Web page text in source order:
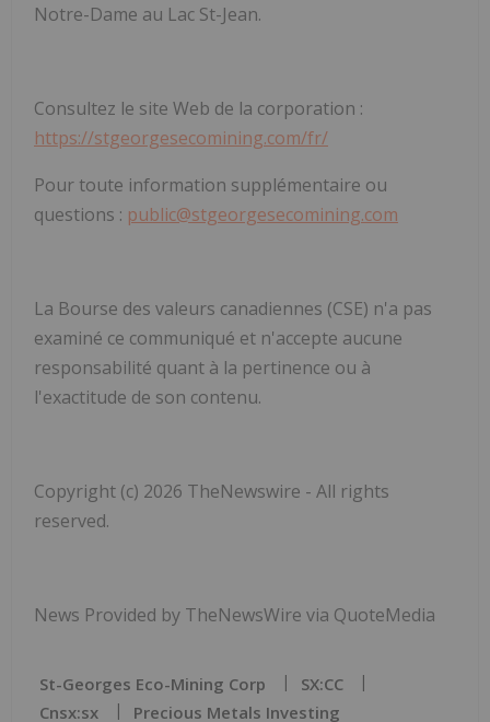
Notre-Dame au Lac St-Jean.
Consultez le site Web de la corporation :
https://stgeorgesecomining.com/fr/
Pour toute information supplémentaire ou
questions : public@stgeorgesecomining.com
La Bourse des valeurs canadiennes (CSE) n'a pas
examiné ce communiqué et n'accepte aucune
responsabilité quant à la pertinence ou à
l'exactitude de son contenu.
Copyright (c) 2026 TheNewswire - All rights
reserved.
News Provided by TheNewsWire via QuoteMedia
St-Georges Eco-Mining Corp
SX:CC
Cnsx:sx
Precious Metals Investing